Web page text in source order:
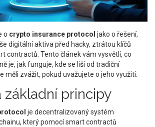
o crypto insurance protocol jako o řešení,
digitální aktiva před hacky, ztrátou klíčů
contractů. Tento článek vám vysvětlí, co
je, jak funguje, kde se liší od tradiční
měli zvážit, pokud uvažujete o jeho využití.
základní principy
je decentralizovaný systém
který pomocí smart contractů